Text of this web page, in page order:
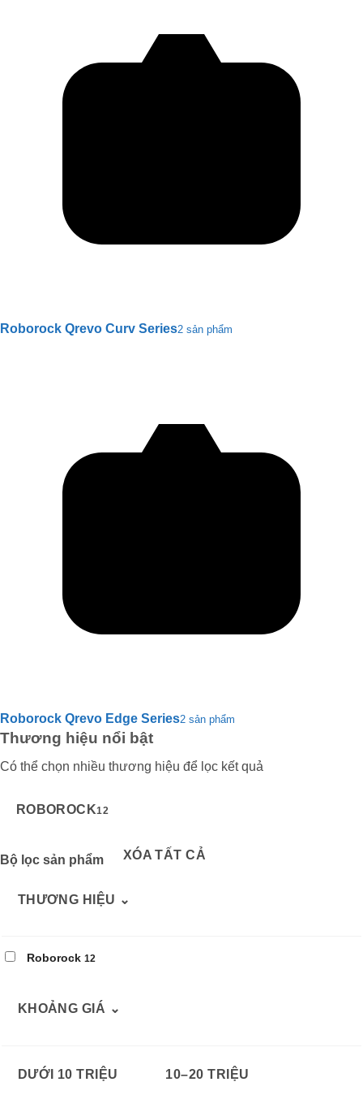
Roborock Qrevo Curv Series2 sản phẩm
Roborock Qrevo Edge Series2 sản phẩm
Thương hiệu nổi bật
Có thể chọn nhiều thương hiệu để lọc kết quả
ROBOROCK12
Bộ lọc sản phẩm XÓA TẤT CẢ
THƯƠNG HIỆU ⌄
Roborock 12
KHOẢNG GIÁ ⌄
DƯỚI 10 TRIỆU 10–20 TRIỆU